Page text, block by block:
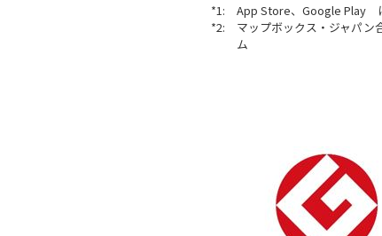
*1: App Store、Google Play
*2: マップボックス・ジャパン
ム